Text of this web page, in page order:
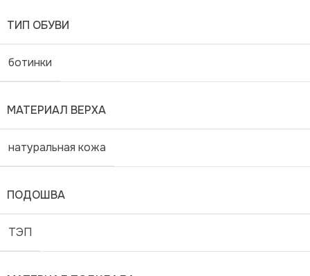
ТИП ОБУВИ
ботинки
МАТЕРИАЛ ВЕРХА
натуральная кожа
ПОДОШВА
ТЭП